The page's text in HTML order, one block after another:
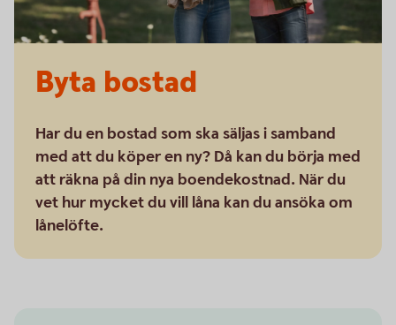
Byta bostad
Har du en bostad som ska säljas i samband
med att du köper en ny? Då kan du börja med
att räkna på din nya boendekostnad. När du
vet hur mycket du vill låna kan du ansöka om
lånelöfte.